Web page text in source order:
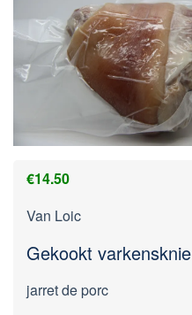
€14.50
Van Loic
Gekookt varkensknie
jarret de porc